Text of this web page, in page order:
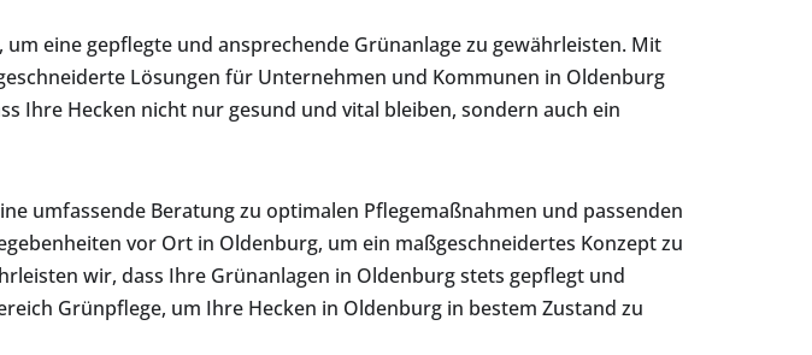
eine gepflegte und ansprechende Grünanlage zu gewährleisten. Mit
Lösungen für Unternehmen und Kommunen in Oldenburg
Ihre Hecken nicht nur gesund und vital bleiben, sondern auch ein
umfassende Beratung zu optimalen Pflegemaßnahmen und passenden
vor Ort in Oldenburg, um ein maßgeschneidertes Konzept zu
wir, dass Ihre Grünanlagen in Oldenburg stets gepflegt und
Grünpflege, um Ihre Hecken in Oldenburg in bestem Zustand zu